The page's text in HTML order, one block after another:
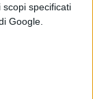
scopi specificati
Google.